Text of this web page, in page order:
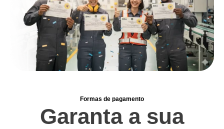
Formas de pagamento
Garanta a sua